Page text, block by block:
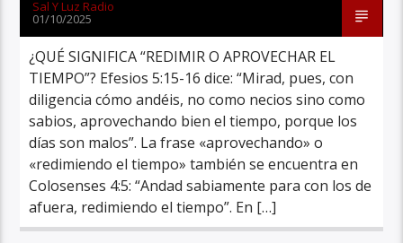
Sal Y Luz Radio
01/10/2025
¿QUÉ SIGNIFICA “REDIMIR O APROVECHAR EL
TIEMPO”? Efesios 5:15-16 dice: “Mirad, pues, con
diligencia cómo andéis, no como necios sino como
sabios, aprovechando bien el tiempo, porque los
días son malos”. La frase «aprovechando» o
«redimiendo el tiempo» también se encuentra en
Colosenses 4:5: “Andad sabiamente para con los de
afuera, redimiendo el tiempo”. En […]